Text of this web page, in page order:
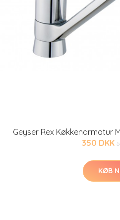
Geyser Rex Køkkenarmatur
350 DKK
KØB